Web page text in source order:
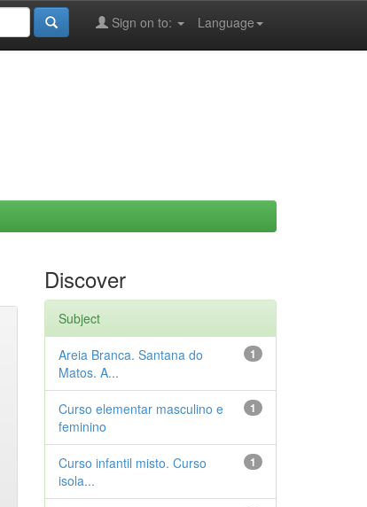
Language
Sign on to:
Discover
Subject
1
Areia Branca. Santana do
Matos. A...
1
Curso elementar masculino e
feminino
1
Curso infantil misto. Curso
isola...